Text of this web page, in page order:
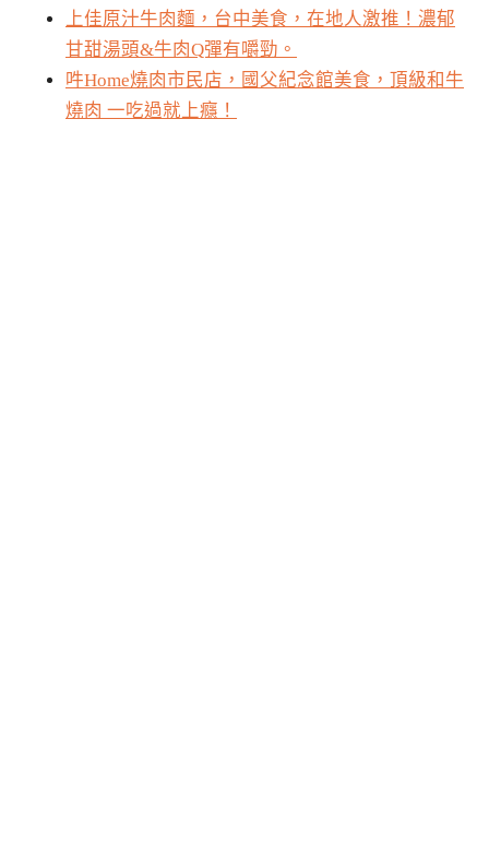
上佳原汁牛肉麵，台中美食，在地人激推！濃郁
甘甜湯頭&牛肉Q彈有嚼勁。
吽Home燒肉市民店，國父紀念館美食，頂級和牛
燒肉 一吃過就上癮！